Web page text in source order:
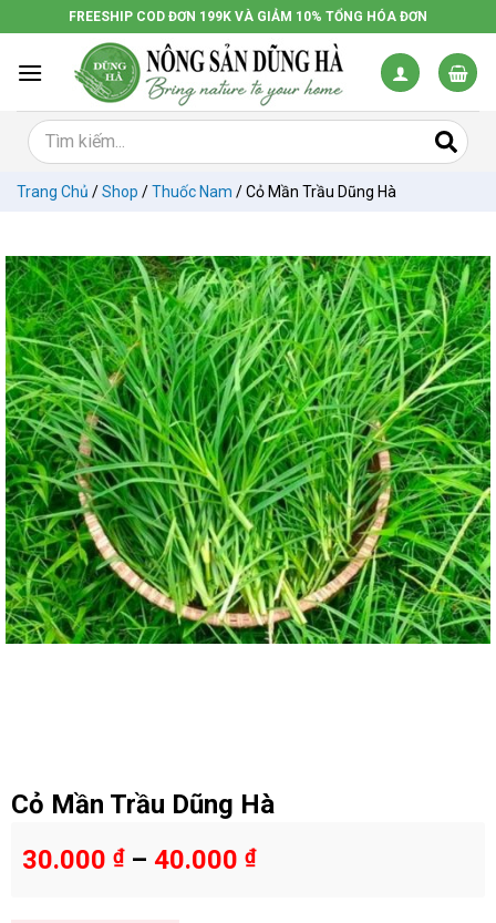
đến
dung
FREESHIP COD ĐƠN 199K VÀ GIẢM 10% TỔNG HÓA ĐƠN
Trang Chủ /Shop /Thuốc Nam /Cỏ Mần Trầu Dũng Hà
Cỏ Mần Trầu Dũng Hà
30.000 ₫– 40.000 ₫